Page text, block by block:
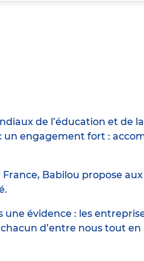
de l’éducation et
un engagement fort :
Babilou propose
évidence : les
d’entre nous tout